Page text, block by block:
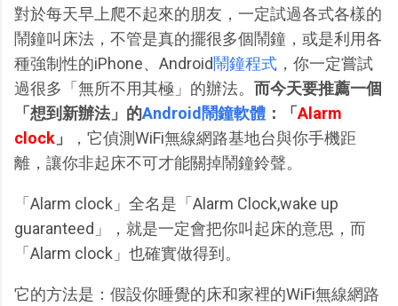
對於每天早上爬不起來的朋友，一定試過各式各樣的
鬧鐘叫床法，不管是真的擺很多個鬧鐘，或是利用各
種強制性的iPhone、Android鬧鐘程式 ，你一定嘗試
過很多「無所不用其極」的辦法。 而今天要推薦一個
「想到新辦法」的Android 鬧鐘軟體 ：「 Alarm
clock 」
，它偵測WiFi無線網路基地台與你手機距
離，讓你非起床不可才能關掉鬧鐘鈴聲。
「Alarm clock」全名是「Alarm Clock,wake up
guaranteed」，就是一定會把你叫起床的意思，而
「Alarm clock」也確實做得到。
它的方法是：假設你睡覺的床和家裡的WiFi無線網路